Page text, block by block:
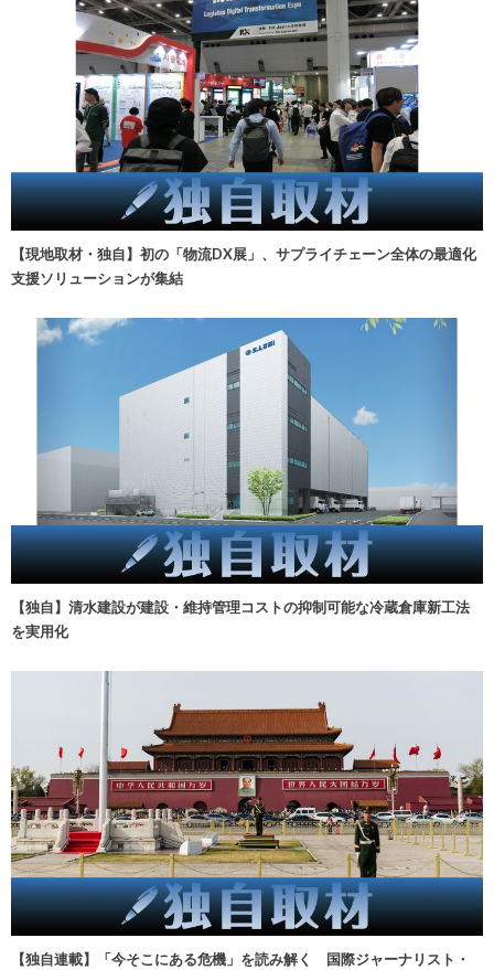
【現地取材・独自】初の「物流DX展」、サプライチェーン全体の最適化
支援ソリューションが集結
【独自】清水建設が建設・維持管理コストの抑制可能な冷蔵倉庫新工法
を実用化
【独自連載】「今そこにある危機」を読み解く 国際ジャーナリスト・